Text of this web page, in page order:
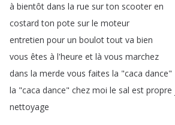
à bientôt dans la rue sur ton scooter en
costard ton pote sur le moteur
entretien pour un boulot tout va bien
vous êtes à l'heure et là vous marchez
dans la merde vous faites la "caca dance"
la "caca dance" chez moi le sal est propre
nettoyage